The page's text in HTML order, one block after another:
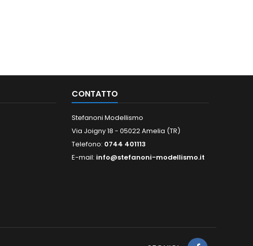
CONTATTO
Stefanoni Modellismo
Via Joigny 18 - 05022 Amelia (TR)
Telefono: 0744 401113
E-mail: info@stefanoni-modellismo.it